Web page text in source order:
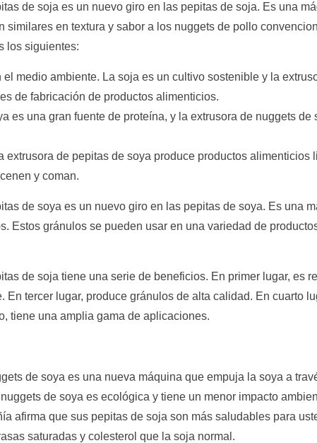
de soja es un nuevo giro en las pepitas de soja. Es una
similares en textura y sabor a los nuggets de pollo
los siguientes:
el medio ambiente. La soja es un cultivo sostenible y la
de fabricación de productos alimenticios.
es una gran fuente de proteína, y la extrusora de nuggets
extrusora de pepitas de soya produce productos
y coman.
de soya es un nuevo giro en las pepitas de soya. Es una
Estos gránulos se pueden usar en una variedad de
de soja tiene una serie de beneficios. En primer lugar, es
En tercer lugar, produce gránulos de alta calidad. En cuarto
tiene una amplia gama de aplicaciones.
de soya es una nueva máquina que empuja la soya a
de soya es ecológica y tiene un menor impacto
afirma que sus pepitas de soja son más saludables para
saturadas y colesterol que la soja normal.